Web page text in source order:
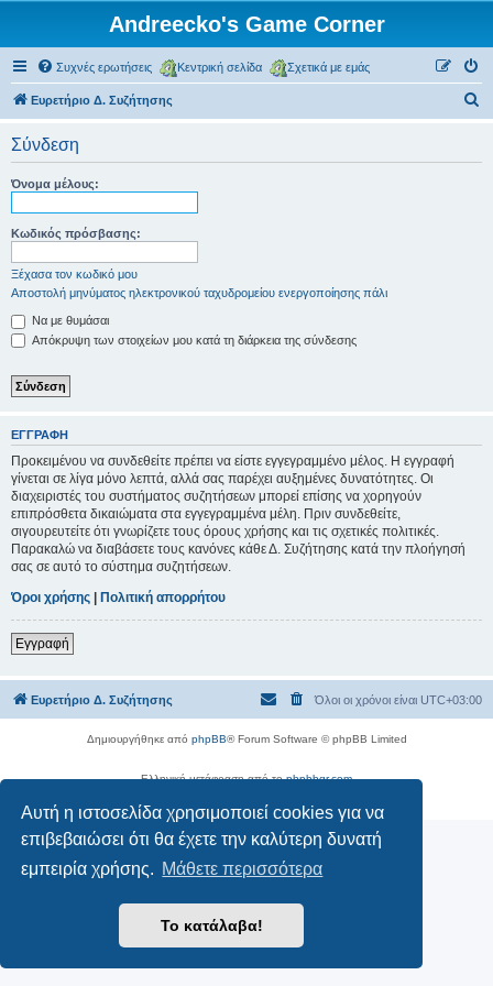
Αυτή η ιστοσελίδα χρησιμοποιεί cookies για να
επιβεβαιώσει ότι θα έχετε την καλύτερη δυνατή
εμπειρία χρήσης. Μάθετε περισσότερα
Το κατάλαβα!
Andreecko's Game Corner
Συχνές ερωτήσεις Κεντρική σελίδα Σχετικά με εμάς
Ευρετήριο Δ. Συζήτησης
Σύνδεση
Όνομα μέλους:
Κωδικός πρόσβασης:
Ξέχασα τον κωδικό μου
Αποστολή μηνύματος ηλεκτρονικού ταχυδρομείου ενεργοποίησης πάλι
Να με θυμάσαι
Απόκρυψη των στοιχείων μου κατά τη διάρκεια της σύνδεσης
ΕΓΓΡΑΦΉ
Προκειμένου να συνδεθείτε πρέπει να είστε εγγεγραμμένο μέλος. Η εγγραφή
γίνεται σε λίγα μόνο λεπτά, αλλά σας παρέχει αυξημένες δυνατότητες. Οι
διαχειριστές του συστήματος συζητήσεων μπορεί επίσης να χορηγούν
επιπρόσθετα δικαιώματα στα εγγεγραμμένα μέλη. Πριν συνδεθείτε,
σιγουρευτείτε ότι γνωρίζετε τους όρους χρήσης και τις σχετικές πολιτικές.
Παρακαλώ να διαβάσετε τους κανόνες κάθε Δ. Συζήτησης κατά την πλοήγησή
σας σε αυτό το σύστημα συζητήσεων.
Όροι χρήσης | Πολιτική απορρήτου
Εγγραφή
Ευρετήριο Δ. Συζήτησης Όλοι οι χρόνοι είναι UTC+03:00
Δημιουργήθηκε από phpBB® Forum Software © phpBB Limited
Ελληνική μετάφραση από τοphpbbgr.com